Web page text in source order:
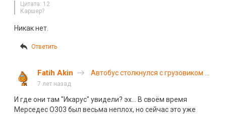
Цитата: 12
Каршер?
Никак нет.
Ответить
Fatih Akin
Автобус столкнулся с грузовиком в
7 лет назад
И где они там "Икарус" увидели? эх… В своём время
Мерседес О303 был весьма неплох, но сейчас это уже